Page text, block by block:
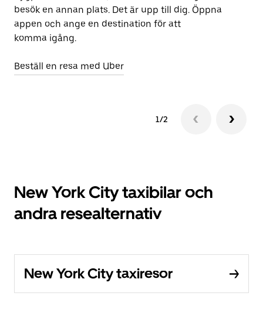
besök en annan plats. Det är upp till dig. Öppna
appen och ange en destination för att
komma igång.
Beställ en resa med Uber
1/2
New York City taxibilar och
andra resealternativ
New York City taxiresor